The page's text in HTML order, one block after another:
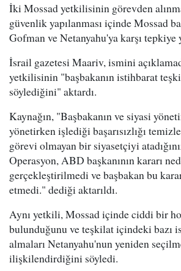
İki Mossad yetkilisinin görevden
güvenlik yapılanması içinde Mossad
Gofman ve Netanyahu'ya karşı tepkiye
İsrail gazetesi Maariv, ismini
yetkilisinin "başbakanın istihbarat
söylediğini" aktardı.
Kaynağın, "Başbakanın ve siyasi
yönetirken işlediği başarısızlığı
görevi olmayan bir siyasetçiyi
Operasyon, ABD başkanının kararı
gerçekleştirilmedi ve başbakan bu
etmedi." dediği aktarıldı.
Aynı yetkili, Mossad içinde ciddi bir
bulunduğunu ve teşkilat içindeki bazı
almaları Netanyahu'nun yeniden
ilişkilendirdiğini söyledi.